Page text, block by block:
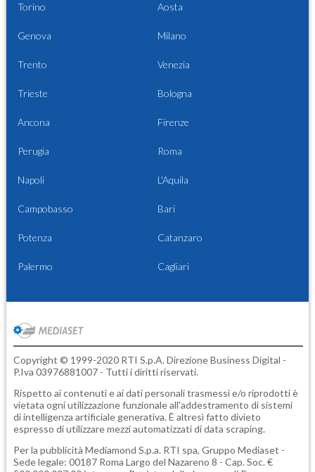
Torino Aosta
Genova Milano
Trento Venezia
Trieste Bologna
Ancona Firenze
Perugia Roma
Napoli L'Aquila
Campobasso Bari
Potenza Catanzaro
Palermo Cagliari
Copyright © 1999-2020 RTI S.p.A. Direzione Business Digital -
P.Iva 03976881007 - Tutti i diritti riservati.
Rispetto ai contenuti e ai dati personali trasmessi e/o riprodotti è
vietata ogni utilizzazione funzionale all'addestramento di sistemi
di intelligenza artificiale generativa. È altresì fatto divieto
espresso di utilizzare mezzi automatizzati di data scraping.
Per la pubblicità Mediamond S.p.a. RTI spa, Gruppo Mediaset -
Sede legale: 00187 Roma Largo del Nazareno 8 - Cap. Soc. €